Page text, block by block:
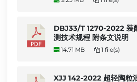
DBJ33/T 1270-2022 装
测技术规程 附条文说明
14.71 MB 1 file(s)
XJJ 142-2022 超轻陶粒